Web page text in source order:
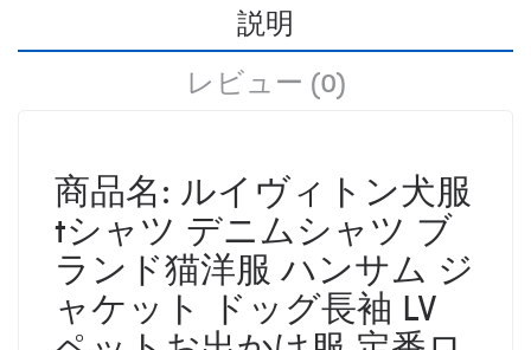
説明
レビュー (0)
商品名: ルイヴィトン犬服
tシャツ デニムシャツ ブ
ランド猫洋服 ハンサム ジ
ャケット ドッグ長袖 LV